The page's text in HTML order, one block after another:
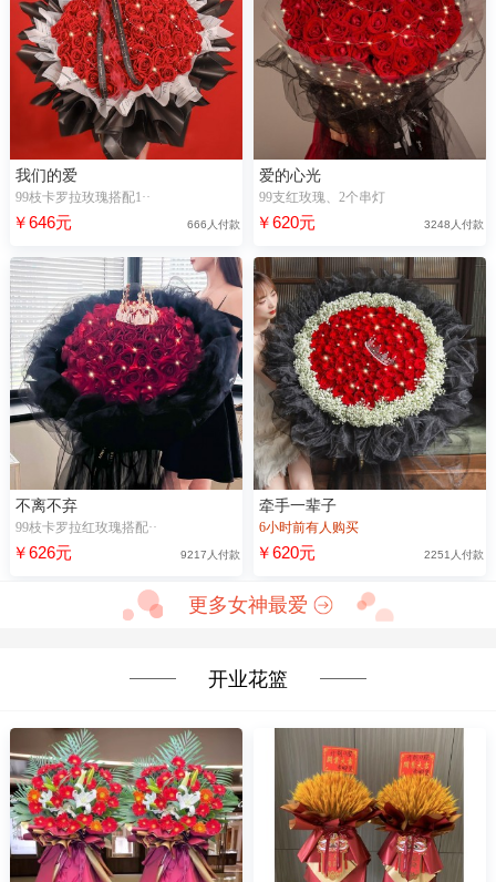
我们的爱
99枝卡罗拉玫瑰搭配1··
￥646元 666人付款
爱的心光
99支红玫瑰、2个串灯
￥620元 3248人付款
不离不弃
99枝卡罗拉红玫瑰搭配··
￥626元 9217人付款
牵手一辈子
6小时前有人购买
￥620元 2251人付款
更多女神最爱
开业花篮